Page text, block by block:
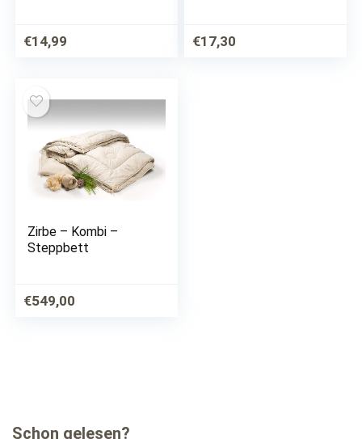
antibakteriellen
Microfaser, (1 St.),
€14,99
Microfaserfeingeweb
e, (1 St.)
€17,30
Zirbe – Kombi –
Steppbett
€549,00
Schon gelesen?